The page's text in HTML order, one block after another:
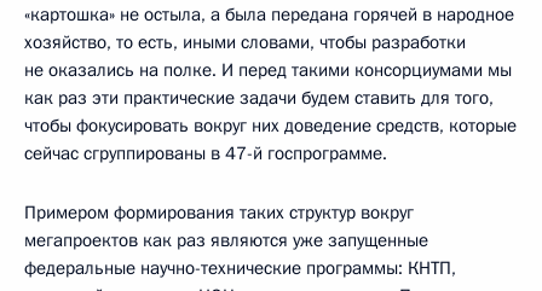
«картошка» не остыла, а была передана горячей в народное
хозяйство, то есть, иными словами, чтобы разработки
не оказались на полке. И перед такими консорциумами мы
как раз эти практические задачи будем ставить для того,
чтобы фокусировать вокруг них доведение средств, которые
сейчас сгруппированы в 47-й госпрограмме.
Примером формирования таких структур вокруг
мегапроектов как раз являются уже запущенные
федеральные научно-технические программы: КНТП,